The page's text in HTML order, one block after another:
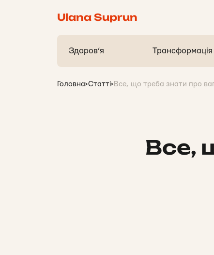
Ulana Suprun
Здоров’я Трансформація
Головна>Статті> Все, що треба знати про
Все,